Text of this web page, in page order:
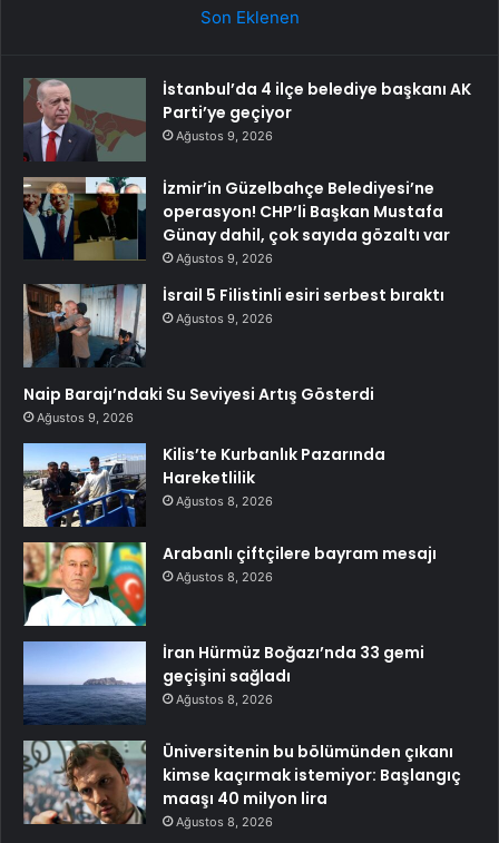
Son Eklenen
İstanbul’da 4 ilçe belediye başkanı AK
Parti’ye geçiyor
Ağustos 9, 2026
İzmir’in Güzelbahçe Belediyesi’ne
operasyon! CHP’li Başkan Mustafa
Günay dahil, çok sayıda gözaltı var
Ağustos 9, 2026
İsrail 5 Filistinli esiri serbest bıraktı
Ağustos 9, 2026
Naip Barajı’ndaki Su Seviyesi Artış Gösterdi
Ağustos 9, 2026
Kilis’te Kurbanlık Pazarında
Hareketlilik
Ağustos 8, 2026
Arabanlı çiftçilere bayram mesajı
Ağustos 8, 2026
İran Hürmüz Boğazı’nda 33 gemi
geçişini sağladı
Ağustos 8, 2026
Üniversitenin bu bölümünden çıkanı
kimse kaçırmak istemiyor: Başlangıç
maaşı 40 milyon lira
Ağustos 8, 2026